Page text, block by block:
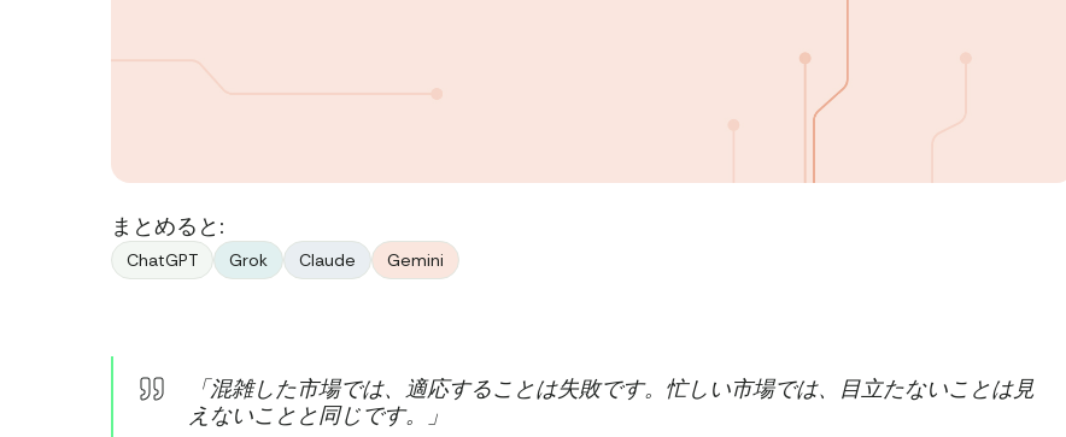
まとめると:
ChatGPT Grok Claude Gemini
「混雑した市場では、適応することは失敗です。忙しい市場では、目立たないことは見
えないことと同じです。」